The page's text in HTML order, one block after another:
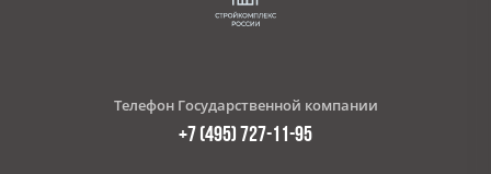
Телефон Государственной компании
+7 (495) 727-11-95